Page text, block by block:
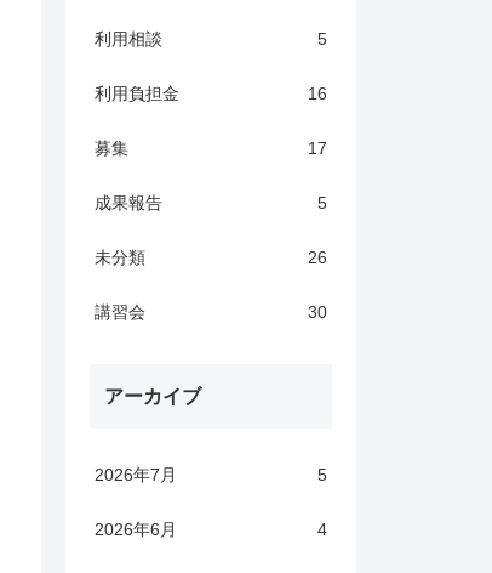
利用相談 5
利用負担金 16
募集 17
成果報告 5
未分類 26
講習会 30
アーカイブ
2026年7月 5
2026年6月 4